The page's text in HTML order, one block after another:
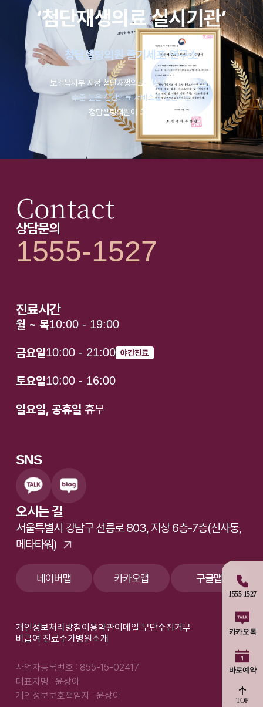
‘첨단재생의료 실시기관’
청담셀팅의원 줄기세포 연구소
보건복지부 지정 첨단재생의료 임상 연구 기관으로써
수준 높은 첨단의료 서비스를 실천하는
청담셀팅의원이 되겠습니다
Contact
상담문의
1555-1527
진료시간
월 ~ 목10:00 - 19:00
금요일10:00 - 21:00 야간진료
토요일10:00 - 16:00
일요일, 공휴일 휴무
SNS
오시는 길
서울특별시 강남구 선릉로 803, 지상 6층-7층(신사동,
메타타워)
네이버맵 카카오맵 구글맵
개인정보처리방침이용약관이메일 무단수집거부
비급여 진료수가병원소개
사업자등록번호 : 855-15-02417
대표자명 : 윤상아
개인정보보호책임자 : 윤상아
1555-1527
카카오톡
바로예약
TOP